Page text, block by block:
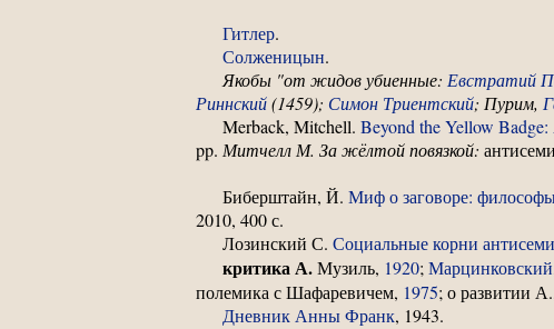
Гитлер.
Солженицын.
Якобы "от жидов убиенные: Евстратий
Риннский(1459); Симон Триентский; Пурим,
Merback, Mitchell. Beyond the Yellow
pp. Митчелл М. За жёлтой повязкой:
Биберштайн, Й. Миф о заговоре:
2010, 400 с.
Лозинский С. Социальные корни
критика А.Музиль, 1920;Марцинковский
полемика с Шафаревичем, 1975; о развитии
Дневник Анны Франк, 1943.